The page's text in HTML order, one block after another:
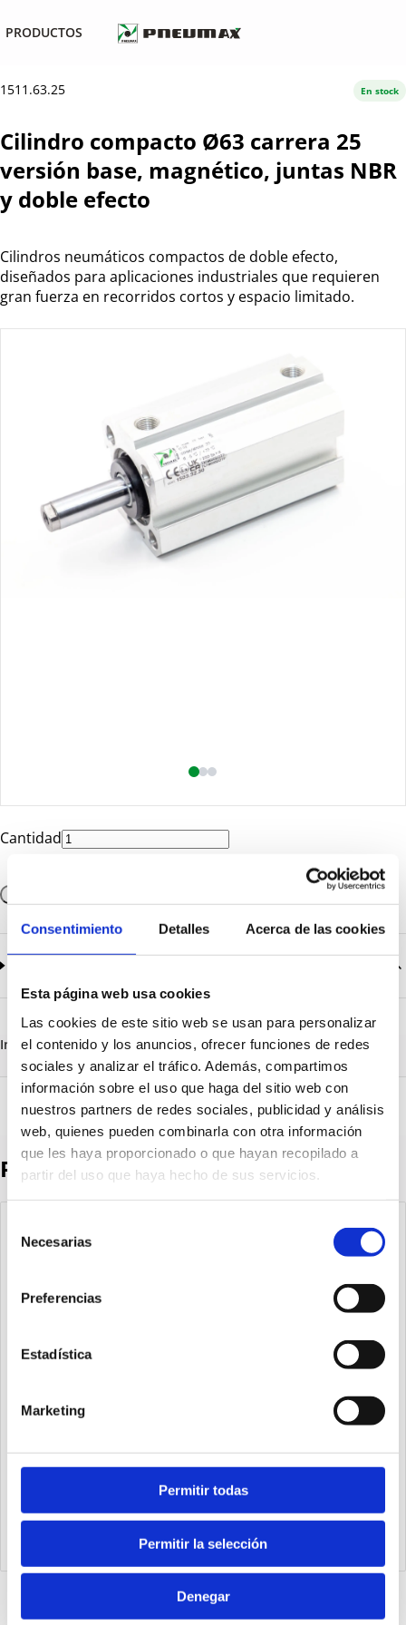
Consentimiento Detalles Acerca de las cookies
Esta página web usa cookies
Las cookies de este sitio web se usan para personalizar
el contenido y los anuncios, ofrecer funciones de redes
sociales y analizar el tráfico. Además, compartimos
información sobre el uso que haga del sitio web con
nuestros partners de redes sociales, publicidad y análisis
web, quienes pueden combinarla con otra información
que les haya proporcionado o que hayan recopilado a
partir del uso que haya hecho de sus servicios.
Necesarias
Preferencias
Estadística
Marketing
Permitir todas
Permitir la selección
Denegar
PRODUCTOS
1511.63.25
Cilindro compacto Ø63 carrera 25
versión base, magnético, juntas NBR
y doble efecto
Cilindros neumáticos compactos de doble efecto,
diseñados para aplicaciones industriales que requieren
gran fuerza en recorridos cortos y espacio limitado.
En stock
Cantidad
Serie_1500.pdf
Descargar
Información destacadaDetalles técnicos Vista 3D
Productos destacados
Cilindro steel line Ø63 carrera 400 versión base magnético,
juntas PUR y doble efecto